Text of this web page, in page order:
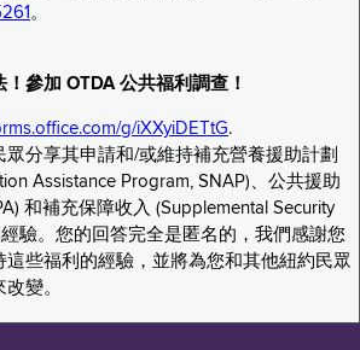
。
參加 OTDA 公共福利調查！
g/iXXyiDETtG.
分享其申請和/或維持補充營養援助計劃
Assistance Program, SNAP)、公共援助
和補充保障收入 (Supplemental Security
經驗。您的回答完全是匿名的，我們感謝您
這些福利的經驗，並將為您和其他紐約民眾
變。